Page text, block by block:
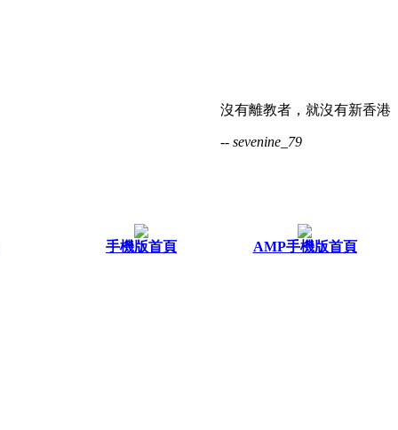
沒有離教者，就沒有新香港
-- sevenine_79
手機版首頁 AMP手機版首頁